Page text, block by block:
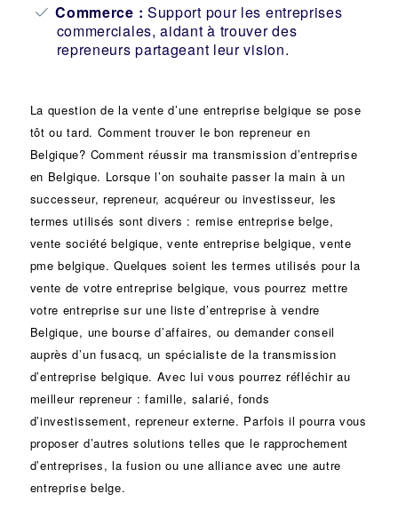
Commerce : Support pour les entreprises
commerciales, aidant à trouver des
repreneurs partageant leur vision.
La question de la vente d’une entreprise belgique se pose
tôt ou tard. Comment trouver le bon repreneur en
Belgique? Comment réussir ma transmission d’entreprise
en Belgique. Lorsque l’on souhaite passer la main à un
successeur, repreneur, acquéreur ou investisseur, les
termes utilisés sont divers : remise entreprise belge,
vente société belgique, vente entreprise belgique, vente
pme belgique. Quelques soient les termes utilisés pour la
vente de votre entreprise belgique, vous pourrez mettre
votre entreprise sur une liste d’entreprise à vendre
Belgique, unebourse d’affaires, ou demander conseil
auprès d’un fusacq, un spécialiste de latransmission
d’entreprise belgique. Avec lui vous pourrez réfléchir au
meilleur repreneur :famille, salarié, fonds
d’investissement, repreneur externe. Parfois il pourra vous
proposer d’autres solutions telles que le rapprochement
d’entreprises, lafusion ou unealliance avec une autre
entreprise belge.